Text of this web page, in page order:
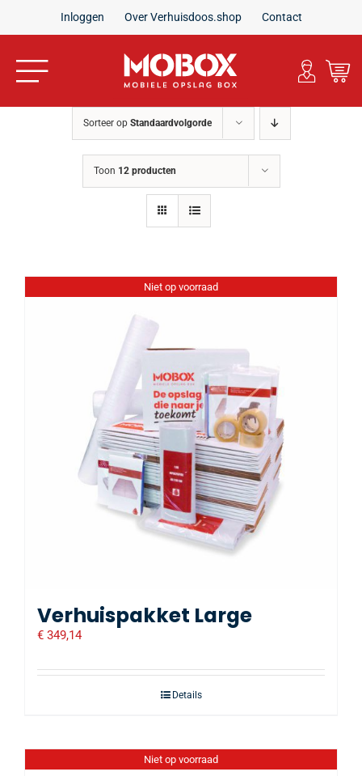
Inloggen Over Verhuisdoos.shop Contact
Toggle
Navigation
Verhuispakketten
Sorteer op Standaardvolgorde
Toon 12 producten
Niet op voorraad
Verhuispakket Large
€ 349,14
Details
Niet op voorraad